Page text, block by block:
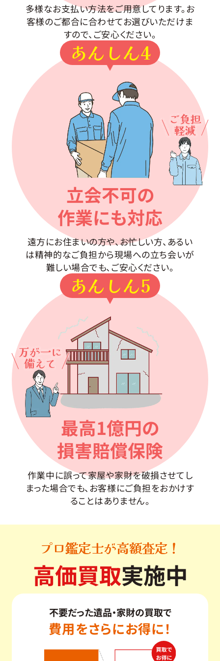
多様なお支払い方法をご用意してります。お
客様のご都合に合わせてお選びいただけま
すので、ご安心ください。
あんしん4
立会不可の
作業にも対応
遠方にお住まいの方や、お忙しい方、あるい
は精神的なご負担から現場への立ち会いが
難しい場合でも、ご安心ください。
ご負担
軽減
あんしん5
最高1億円の
損害賠償保険
作業中に誤って家屋や家財を破損させてし
まった場合でも、お客様にご負担をおかけす
ることはありません。
万が一に
備えて
プロ鑑定士が高額査定！
高価買取実施中
不要だった遺品・家財の買取で
費用をさらにお得に！